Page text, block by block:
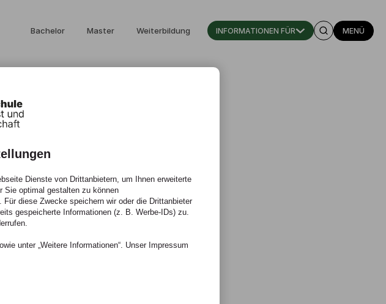
Bachelor Master Weiterbildung INFORMATIONEN FÜR MENÜ
L.
Dienste von Drittanbietern, um Ihnen erweiterte
Sie optimal gestalten zu können
diese Zwecke speichern wir oder die Drittanbieter
gespeicherte Informationen (z. B. Werbe-IDs) zu.
unter „Weitere Informationen“. Unser Impressum